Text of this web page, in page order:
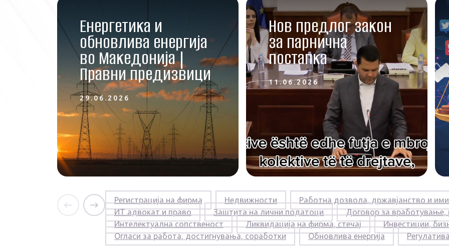
Енергетика и
обновлива енергија
во Македонија |
Правни предизвици
29.06.2026
Нов предлог закон
за парнична
постапка
11.06.2026
Регистрација на фирма Недвижности Работна дозвола, државјанство и
ИТ адвокат и право
Заштита на лични податоци
Договор за вработување,
Интелектуална сопственост
Ликвидација на фирма, стечај
Инвестиции,
Огласи за работа, достигнувања, соработки
Обновлива енергија